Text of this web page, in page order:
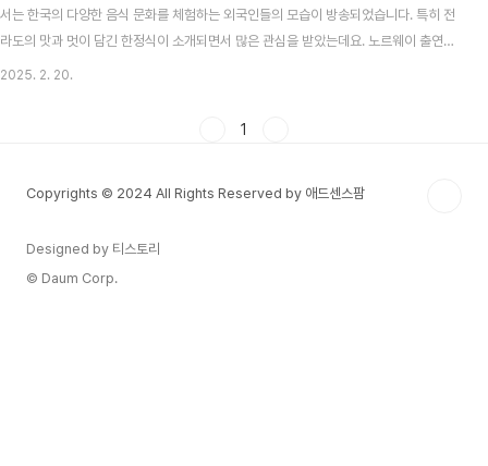
서는 한국의 다양한 음식 문화를 체험하는 외국인들의 모습이 방송되었습니다. 특히 전
라도의 맛과 멋이 담긴 한정식이 소개되면서 많은 관심을 받았는데요. 노르웨이 출연진
이 방문한 전라도 한정식집은 바로 **해남에 위치한 '한성정'**입니다.한성정은 홍어삼
한 맛을 그대로 담아내는 곳..
2025. 2. 20.
1
Copyrights © 2024 All Rights Reserved by 애드센스팜
Designed by 티스토리
© Daum Corp.